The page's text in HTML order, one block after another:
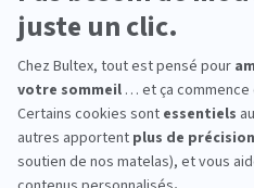
*Marque la plus détenue :
Iligo.
MR MEUBLE
essayez avant
Venez comparer les